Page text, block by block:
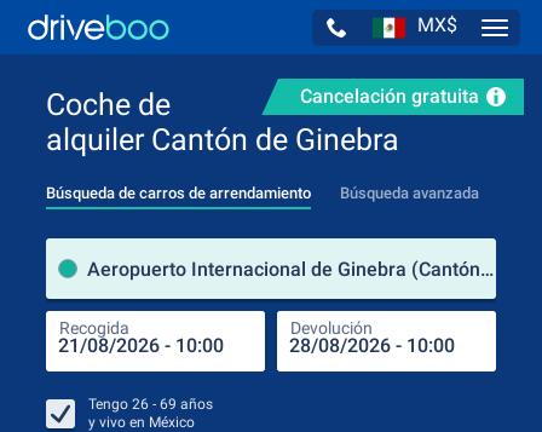
MX$
Cancelación gratuita
Coche de
alquiler Cantón de Ginebra
Búsqueda de carros de arrendamiento Búsqueda avanzada
Aeropuerto Internacional de Ginebra (Cantón de Ginebra / Suiza)
Recogida Devolución
Tengo 26 - 69 años
y vivo en México